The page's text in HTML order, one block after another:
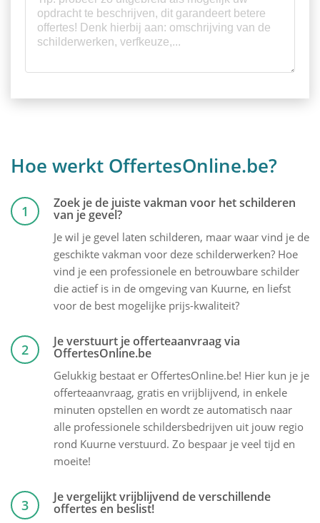
Hoe werkt OffertesOnline.be?
1 Zoek je de juiste vakman voor het schilderen
van je gevel?
Je wil je gevel laten schilderen, maar waar vind je de
geschikte vakman voor deze schilderwerken? Hoe
vind je een professionele en betrouwbare schilder
die actief is in de omgeving van Kuurne, en liefst
voor de best mogelijke prijs-kwaliteit?
2 Je verstuurt je offerteaanvraag via
OffertesOnline.be
Gelukkig bestaat er OffertesOnline.be! Hier kun je je
offerteaanvraag, gratis en vrijblijvend, in enkele
minuten opstellen en wordt ze automatisch naar
alle professionele schildersbedrijven uit jouw regio
rond Kuurne verstuurd. Zo bespaar je veel tijd en
moeite!
3 Je vergelijkt vrijblijvend de verschillende
offertes en beslist!